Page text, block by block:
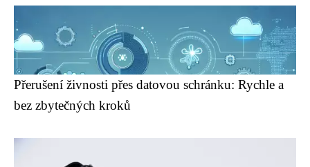
Přerušení živnosti přes datovou schránku: Rychle a
bez zbytečných kroků